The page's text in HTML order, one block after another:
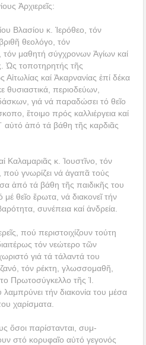
Ἀρχιερεῖς:
Βλασίου κ. Ἱερόθεο, τόν
θεολόγο, τόν
μαθητή σύγχρονων Ἁγίων καί
Ὡς τοποτηρητής τῆς
καί Ἀκαρνανίας ἐπί δέκα
θυσιαστικά, περιοδεύων,
γιά νά παραδώσει τό θεῖο
ἕτοιμο πρός καλλιέργεια καί
αὐτό ἀπό τά βάθη τῆς καρδιᾶς
Καλαμαριᾶς κ. Ἰουστῖνο, τόν
πού γνωρίζει νά ἀγαπᾶ τούς
ἀπό τά βάθη τῆς παιδικῆς του
μέ θεῖο ἔρωτα, νά διακονεῖ τήν
συνέπεια καί ἀνδρεία.
πού περιστοιχίζουν τούτη
τόν νεώτερο τῶν
γιά τά τάλαντά του
τόν ρέκτη, γλωσσομαθῆ,
Πρωτοσύγκελλο τῆς Ἱ.
τήν διακονία του μέσα
χαρίσματα.
ὅσοι παρίστανται, συμ-
στό κορυφαῖο αὐτό γεγονός